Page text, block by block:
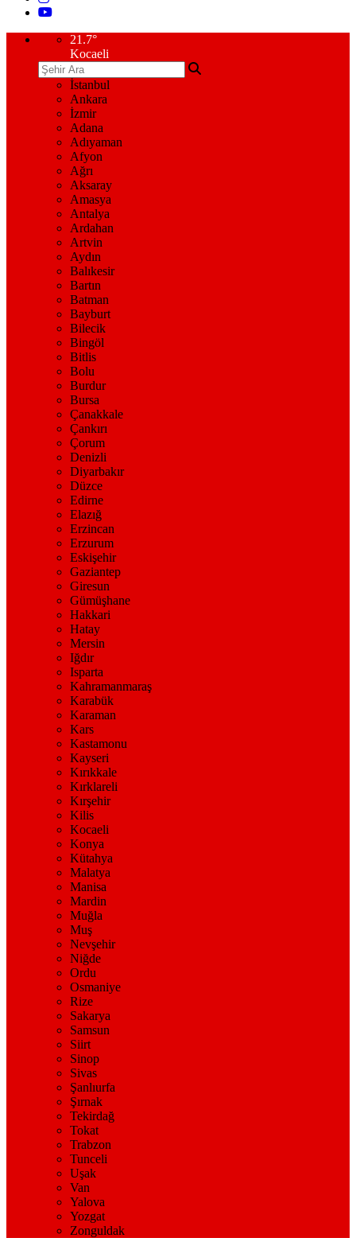
21.7°
Kocaeli
İstanbul
Ankara
İzmir
Adana
Adıyaman
Afyon
Ağrı
Aksaray
Amasya
Antalya
Ardahan
Artvin
Aydın
Balıkesir
Bartın
Batman
Bayburt
Bilecik
Bingöl
Bitlis
Bolu
Burdur
Bursa
Çanakkale
Çankırı
Çorum
Denizli
Diyarbakır
Düzce
Edirne
Elazığ
Erzincan
Erzurum
Eskişehir
Gaziantep
Giresun
Gümüşhane
Hakkari
Hatay
Mersin
Iğdır
Isparta
Kahramanmaraş
Karabük
Karaman
Kars
Kastamonu
Kayseri
Kırıkkale
Kırklareli
Kırşehir
Kilis
Kocaeli
Konya
Kütahya
Malatya
Manisa
Mardin
Muğla
Muş
Nevşehir
Niğde
Ordu
Osmaniye
Rize
Sakarya
Samsun
Siirt
Sinop
Sivas
Şanlıurfa
Şırnak
Tekirdağ
Tokat
Trabzon
Tunceli
Uşak
Van
Yalova
Yozgat
Zonguldak